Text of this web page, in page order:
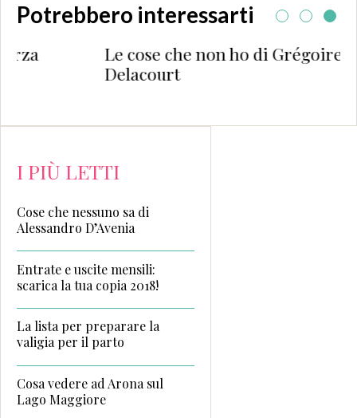
Potrebbero interessarti
Le cose che non ho di Grégoire
Delacourt
I PIÙ LETTI
Cose che nessuno sa di
Alessandro D’Avenia
Entrate e uscite mensili:
scarica la tua copia 2018!
La lista per preparare la
valigia per il parto
Cosa vedere ad Arona sul
Lago Maggiore